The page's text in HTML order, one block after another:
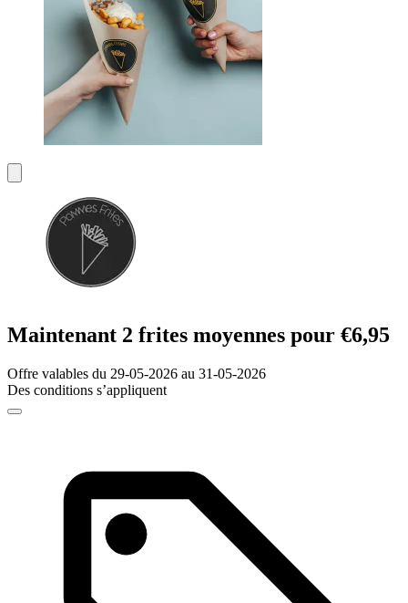
Maintenant 2 frites moyennes pour €6,95
Offre valables du 29-05-2026 au 31-05-2026
Des conditions s’appliquent